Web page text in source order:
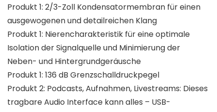
Produkt 1: 2/3-Zoll Kondensatormembran für einen
ausgewogenen und detailreichen Klang
Produkt 1: Nierencharakteristik für eine optimale
Isolation der Signalquelle und Minimierung der
Neben- und Hintergrundgeräusche
Produkt 1: 136 dB Grenzschalldruckpegel
Produkt 2: Podcasts, Aufnahmen, Livestreams: Dieses
tragbare Audio Interface kann alles – USB-